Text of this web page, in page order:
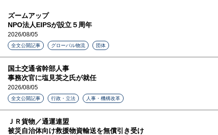
ズームアップ
NPO法人EIPSが設立５周年
2026/08/05
全文公開記事 グローバル物流 団体
国土交通省幹部人事
事務次官に塩見英之氏が就任
2026/08/05
全文公開記事 行政・立法 人事・機構改革
ＪＲ貨物／通運連盟
被災自治体向け救援物資輸送を無償引き受け